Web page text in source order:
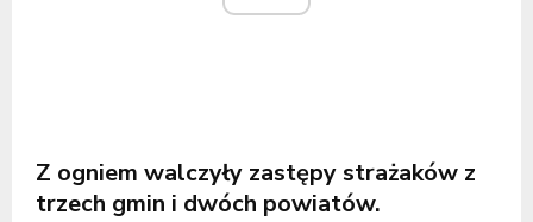
Z ogniem walczyły zastępy strażaków z
trzech gmin i dwóch powiatów.